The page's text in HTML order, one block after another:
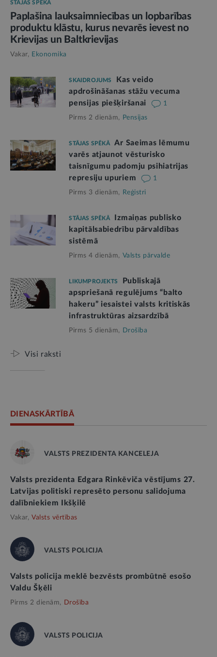
STĀJAS SPĒKĀ
Paplašina lauksaimniecības un lopbarības
produktu klāstu, kurus nevarēs ievest no
Krievijas un Baltkrievijas
Vakar, Ekonomika
SKAIDROJUMS
Kas veido
apdrošināšanas stāžu vecuma
pensijas piešķiršanai
1
Pirms 2 dienām, Pensijas
STĀJAS SPĒKĀ
Ar Saeimas lēmumu
varēs atjaunot vēsturisko
taisnīgumu padomju psihiatrijas
represiju upuriem
1
Pirms 3 dienām, Reģistri
STĀJAS SPĒKĀ
Izmaiņas publisko
kapitālsabiedrību pārvaldības
sistēmā
Pirms 4 dienām, Valsts pārvalde
LIKUMPROJEKTS
Publiskajā
apspriešanā regulējums “balto
hakeru” iesaistei valsts kritiskās
infrastruktūras aizsardzībā
Pirms 5 dienām, Drošība
Visi raksti
DIENASKĀRTĪBĀ
VALSTS PREZIDENTA KANCELEJA
Valsts prezidenta Edgara Rinkēviča vēstījums 27.
Latvijas politiski represēto personu salidojuma
dalībniekiem Ikšķilē
Vakar, Valsts vērtības
VALSTS POLICIJA
Valsts policija meklē bezvēsts prombūtnē esošo
Valdu Šķēli
Pirms 2 dienām, Drošība
VALSTS POLICIJA